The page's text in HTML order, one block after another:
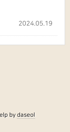
2024.05.19
bydaseol